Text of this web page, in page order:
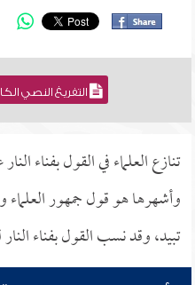
التفريغ النصي
تنازع العلماء في القول بفناء
وأشهرها هو قول جمهور العلماء
تبيد، وقد نسب القول بفناء